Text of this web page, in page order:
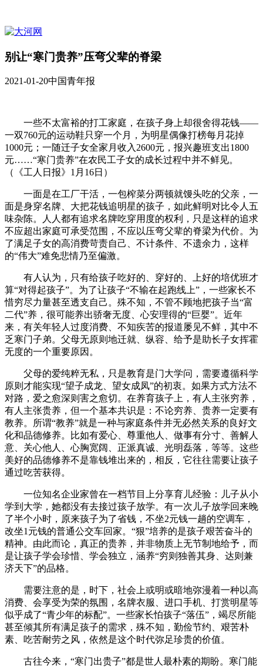
别让“寒门贵养”压弯父辈的脊梁
2021-01-20中国青年报
一些不太富裕的打工家庭，在孩子身上却很舍得花钱——
一双760元的运动鞋只穿一个月，为明星偶像打榜每月花掉
1000元；一随迁子女全家月收入2600元，报兴趣班支出1800
元……“寒门贵养”在农民工子女的成长过程中并不鲜见。
（《工人日报》1月16日）
一面是在工厂干活，一包榨菜分两顿就馒头吃的父亲，一
面是身穿名牌、大把花钱追明星的孩子，如此鲜明对比令人五
味杂陈。人人都有追求名牌吃穿用度的权利，只是这样的追求
不应超出家庭可承受范围，不应以压弯父辈的脊梁为代价。为
了满足子女的高消费苛责自己、不计条件、不遗余力，这样
的“伟大”难免悲情乃至偏激。
有人认为，只有给孩子吃好的、穿好的、上好的培优班才
算“对得起孩子”。为了让孩子“不输在起跑线上”，一些家长不
惜穷尽力量甚至透支自己。殊不知，不管不顾地把孩子当“富
二代”养，很可能养出骄奢无度、心安理得的“巨婴”。近年
来，有关年轻人过度消费、不知疾苦的报道屡见不鲜，其中不
乏寒门子弟。父母无原则地迁就、纵容、给予是助长子女挥霍
无度的一个重要原因。
父母的爱纯粹无私，只是教育是门大学问，需要遵循科学
原则才能实现“望子成龙、望女成凤”的初衷。如果方式方法不
对路，爱之愈深则害之愈切。在养育孩子上，有人主张穷养，
有人主张贵养，但一个基本共识是：不论穷养、贵养一定要有
教养。所谓“教养”就是一种与家庭条件并无必然关系的良好文
化和品德修养。比如有爱心、尊重他人、做事有分寸、善解人
意、关心他人、心胸宽阔、正派真诚、光明磊落，等等。这些
美好的品德修养不是靠钱堆出来的，相反，它往往需要让孩子
通过吃苦获得。
一位知名企业家曾在一档节目上分享育儿经验：儿子从小
学到大学，她都没有去接过孩子放学。有一次儿子放学回来晚
了半个小时，原来孩子为了省钱，不坐2元钱一趟的空调车，
改坐1元钱的普通公交车回家。“狠”培养的是孩子艰苦奋斗的
精神。由此而论，真正的贵养，并非物质上无节制地给予，而
是让孩子学会珍惜、学会独立，涵养“穷则独善其身、达则兼
济天下”的品格。
需要注意的是，时下，社会上或明或暗地弥漫着一种以高
消费、会享受为荣的氛围，名牌衣服、进口手机、打赏明星等
似乎成了“青少年的标配”。一些家长怕孩子“落伍”，竭尽所能
甚至倾其所有满足孩子的需求，殊不知，勤俭节约、艰苦朴
素、吃苦耐劳之风，依然是这个时代弥足珍贵的价值。
古往今来，“寒门出贵子”都是世人最朴素的期盼。寒门能